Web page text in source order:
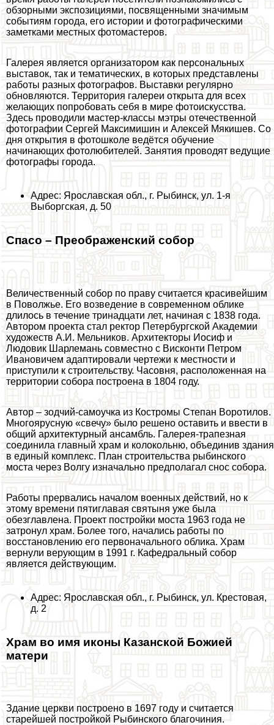
обзорными экспозициями, посвященными значимым
событиям города, его истории и фотографическими
заметками местных фотомастеров.
Галерея является организатором как персональных
выставок, так и тематических, в которых представлены
работы разных фотографов. Выставки регулярно
обновляются. Территория галереи открыта для всех
желающих попробовать себя в мире фотоискусства.
Здесь проводили мастер-классы мэтры отечественной
фотографии Сергeй Максимишин и Алексей Мякишев. Со
дня открытия в фотошколе ведётся обучение
начинающих фотолюбителей. Занятия проводят ведущие
фотографы города.
Адрес: Ярославская обл., г. Рыбинск, ул. 1-я
Выборгская, д. 50
Спасо – Преображенский собор
Величественный собор по праву считается красивейшим
в Поволжье. Его возведение в современном облике
длилось в течение тринадцати лет, начиная с 1838 года.
Автором проекта стал ректор Петербургской Академии
художеств А.И. Мельников. Архитекторы Иосиф и
Людовик Шарлемань совместно с Висконти Петром
Ивановичем адаптировали чертежи к местности и
приступили к строительству. Часовня, расположенная на
территории собора построена в 1804 году.
Автор – зодчий-самоучка из Костромы Степан Воротилов.
Многоярусную «свечу» было решено оставить и ввести в
общий архитектурный ансамбль. Галерея-трапезная
соединила главный храм и колокольню, объединив здания
в единый комплекс. План строительства рыбинского
моста через Волгу изначально предполагал снос собора.
Работы прервались началом военных действий, но к
этому времени пятиглавая святыня уже была
обезглавлена. Проект постройки моста 1963 года не
затронул храм. Более того, начались работы по
восстановлению его первоначального облика. Храм
вернули верующим в 1991 г. Кафедральный собор
является действующим.
Адрес: Ярославская обл., г. Рыбинск, ул. Крестовая,
д. 2
Храм во имя иконы Казанской Божией
матери
Здание церкви построено в 1697 году и считается
старейшей постройкой Рыбинского благочиния.